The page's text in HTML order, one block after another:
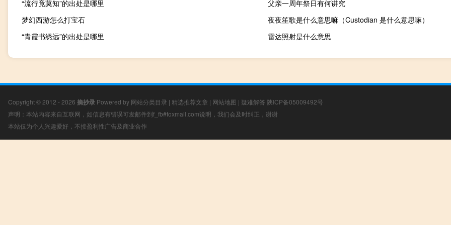
“流行竟莫知”的出处是哪里
父亲一周年祭日有何讲究
梦幻西游怎么打宝石
夜夜笙歌是什么意思嘛（Custodian 是什么意思嘛）
“青霞书绣远”的出处是哪里
雷达照射是什么意思
Copyright © 2012 - 2026 摘抄录 Powered by 网站分类目录 | 精选推荐文章 | 网站地图 | 疑难解答 陕ICP备05009492号
声明：本站内容来自互联网，如信息有错误可发邮件到f_fb#foxmail.com说明，我们会及时纠正，谢谢
本站仅为个人兴趣爱好，不接盈利性广告及商业合作